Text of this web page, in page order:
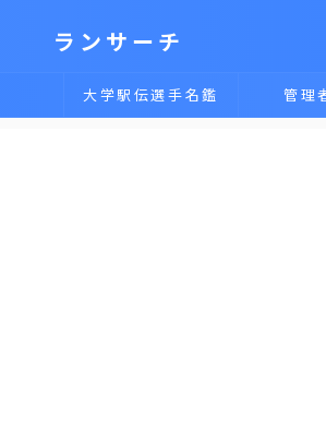
ランサーチ
大学駅伝選手名鑑 管理